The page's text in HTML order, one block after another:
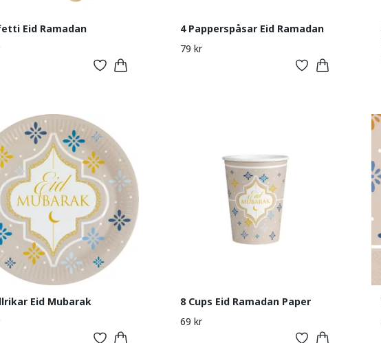
Eid Ramadan
4 Papperspåsar Eid Ramadan
79 kr
Eid Mubarak
8 Cups Eid Ramadan Paper
69 kr